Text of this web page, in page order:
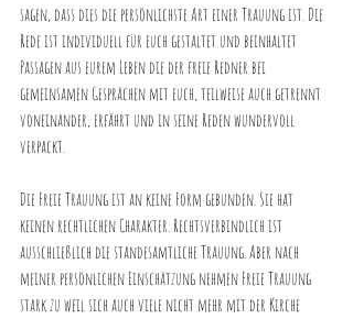
sagen, dass dies die persönlichste Art einer Trauung ist. Die
Rede ist individuell für euch gestaltet und beinhaltet
Passagen aus eurem Leben die der freie Redner bei
gemeinsamen Gesprächen mit euch, teilweise auch getrennt
voneinander, erfährt und in seine Reden wundervoll
verpackt.
Die Freie Trauung ist an keine Form gebunden. Sie hat
keinen rechtlichen Charakter. Rechtsverbindlich ist
ausschließlich die standesamtliche Trauung. Aber nach
meiner persönlichen Einschätzung nehmen Freie Trauung
stark zu weil sich auch viele nicht mehr mit der Kirche